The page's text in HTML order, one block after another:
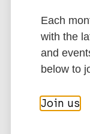
completion of
agreed with the
Google
Export
Each
with the
and
below to
Join us